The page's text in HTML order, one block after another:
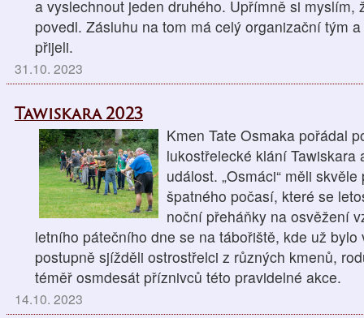
a vyslechnout jeden druhého. Upřímně si myslím,
povedl. Zásluhu na tom má celý organizační tým
přijeli.
31.10. 2023
Tawiskara 2023
Kmen Tate Osmaka pořádal
lukostřelecké klání
událost. „Osmáci“ měli
špatného počasí, které se
noční přeháňky na osvěžení
letního pátečního dne se na tábořiště, kde už
postupně sjížděli ostrostřelci z různých kmenů,
téměř osmdesát příznivců této pravidelné akce.
14.10. 2023